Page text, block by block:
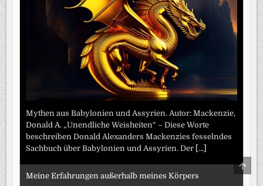
Mythen aus Babylonien und Assyrien. Autor: Mackenzie,
Donald A. „Unendliche Weisheiten“ – Diese Worte
beschreiben Donald Alexanders Mackenzies fesselndes
Sachbuch über Babylonien und Assyrien. Der [...]
Meine Erfahrungen außerhalb meines Körpers TO
TOP